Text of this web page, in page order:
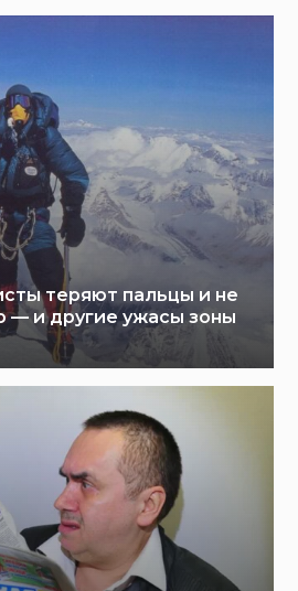
теряют пальцы и не
— и другие ужасы зоны